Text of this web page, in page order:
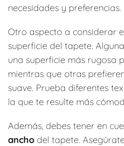
necesidades y preferencias.
Otro aspecto a considerar
superficie del tapete.
una superficie más rugosa
mientras que otras
suave. Prueba diferentes
la que te resulte más
Además, debes tener en
ancho del tapete.